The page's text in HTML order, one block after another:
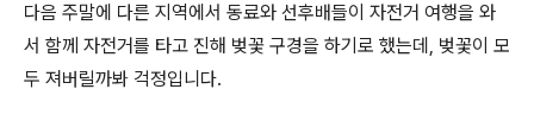
다음 주말에 다른 지역에서 동료와 선후배들이 자전거 여행을 와
서 함께 자전거를 타고 진해 벚꽃 구경을 하기로 했는데, 벚꽃이 모
두 져버릴까봐 걱정입니다.